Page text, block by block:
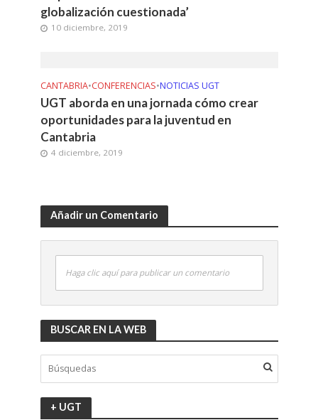
globalización cuestionada’
10 diciembre, 2019
CANTABRIA•CONFERENCIAS•NOTICIAS UGT
UGT aborda en una jornada cómo crear
oportunidades para la juventud en
Cantabria
4 diciembre, 2019
Añadir un Comentario
Haga clic aquí para publicar un comentario
BUSCAR EN LA WEB
+ UGT